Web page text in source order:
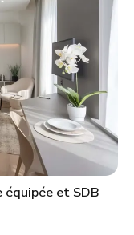
équipée et SDB